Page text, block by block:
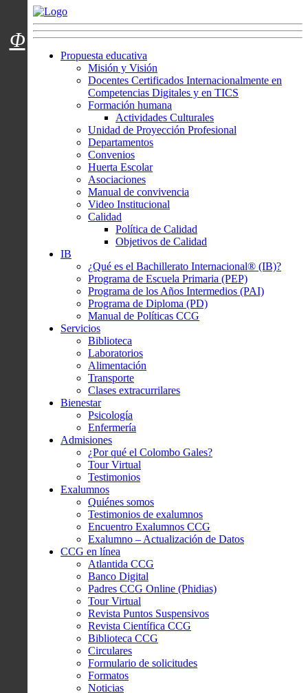
Menú usuarios
Propuesta educativa
Misión y Visión
Docentes Certificados Internacionalmente en
Competencias Digitales y en TICS
Formación humana
Actividades Culturales
Unidad de Proyección Profesional
Departamentos
Convenios
Huerta Escolar
Asociaciones
Manual de convivencia
Video Institucional
Calidad
Política de Calidad
Objetivos de Calidad
IB
¿Qué es el Bachillerato Internacional® (IB)?
Programa de Escuela Primaria (PEP)
Programa de los Años Intermedios (PAI)
Programa de Diploma (PD)
Manual de Políticas CCG
Servicios
Biblioteca
Laboratorios
Alimentación
Transporte
Clases extracurrilares
Bienestar
Psicología
Enfermería
Admisiones
¿Por qué el Colombo Gales?
Tour Virtual
Testimonios
Exalumnos
Quiénes somos
Testimonios de exalumnos
Encuentro Exalumnos CCG
Exalumno – Actualización de Datos
CCG en línea
Atlantida CCG
Banco Digital
Padres CCG Online (Phidias)
Tour Virtual
Revista Puntos Suspensivos
Revista Científica CCG
Biblioteca CCG
Circulares
Formulario de solicitudes
Formatos
Noticias
Φ